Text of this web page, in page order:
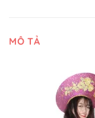
MÔ TẢ